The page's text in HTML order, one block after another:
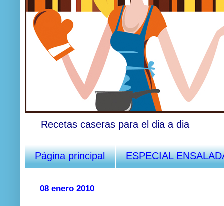
Recetas caseras para el dia a dia
Página principal ESPECIAL
08 enero 2010